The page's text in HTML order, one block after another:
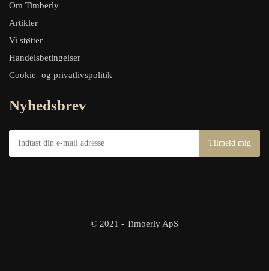
Om Timberly
Artikler
Vi støtter
Handelsbetingelser
Cookie- og privatlivspolitik
Nyhedsbrev
© 2021 - Timberly ApS